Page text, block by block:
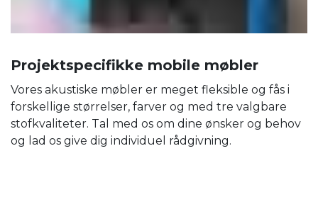
Projektspecifikke mobile møbler
Vores akustiske møbler er meget fleksible og fås i
forskellige størrelser, farver og med tre valgbare
stofkvaliteter. Tal med os om dine ønsker og behov
og lad os give dig individuel rådgivning.